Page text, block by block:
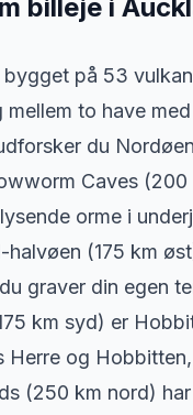
billeje i
bygget på 53
to have
du
Caves
orme i
halvøen (175 km
graver din egen
km syd) er
Herre og
(250 km nord)